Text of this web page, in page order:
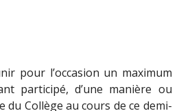
pour l’occasion un maximum
participé, d’une manière ou
du Collège au cours de ce demi-